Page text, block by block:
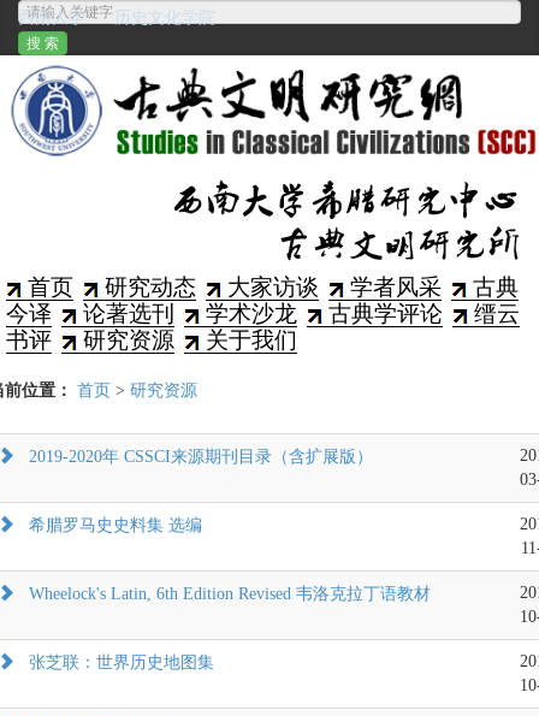
西南大学 历史文化学院
首页 研究动态 大家访谈 学者风采
古典
今译
论著选刊 学术沙龙 古典学评论
缙云
书评
研究资源 关于我们
前位置： 首页 > 研究资源
2019-2020年 CSSCI来源期刊目录（含扩展版）
希腊罗马史史料集 选编
Wheelock's Latin, 6th Edition Revised 韦洛克拉丁语教材
张芝联：世界历史地图集